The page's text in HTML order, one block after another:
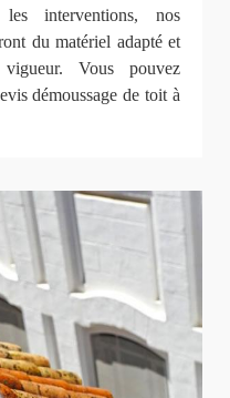
interventions, nos
du matériel adapté et
Vous pouvez
démoussage de toit à